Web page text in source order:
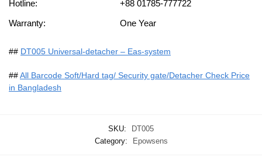
Hotline:
+88 01785-777722
Warranty:
One Year
## DT005 Universal-detacher – Eas-system
##All Barcode Soft/Hard tag/ Security gate/Detacher Check Price
in Bangladesh
SKU:
DT005
Category:
Epowsens